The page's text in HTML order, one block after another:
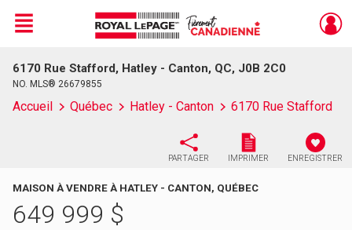
Live
En Direct
Menu
6170 Rue Stafford, Hatley - Canton, QC, J0B 2C0
NO. MLS® 26679855
Accueil Québec Hatley - Canton 6170 Rue Stafford
PARTAGER IMPRIMER ENREGISTRER
MAISON À VENDRE À HATLEY - CANTON, QUÉBEC
649 999 $